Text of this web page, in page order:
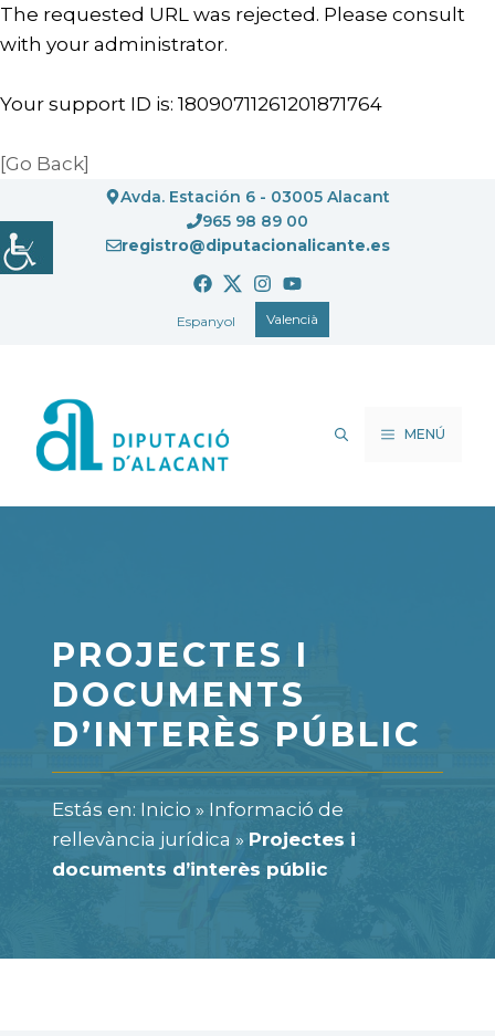
The requested URL was rejected. Please consult
with your administrator.
Your support ID is: 18090711261201871764
[Go Back]
al
contingut
Avda. Estación 6 - 03005 Alacant
965 98 89 00
registro@diputacionalicante.es
Espanyol Valencià
MENÚ
PROJECTES I
DOCUMENTS
D’INTERÈS PÚBLIC
Estás en: Inicio » Informació de
rellevància jurídica » Projectes i
documents d’interès públic